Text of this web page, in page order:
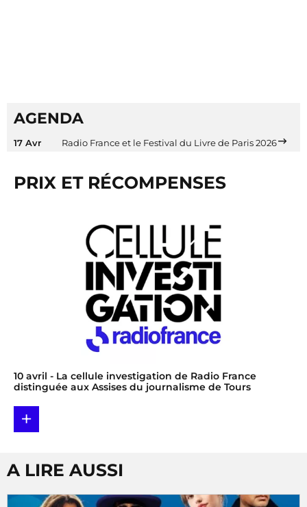
AGENDA
17 Avr Radio France et le Festival du Livre de Paris 2026
PRIX ET RÉCOMPENSES
10 avril - La cellule investigation de Radio France
distinguée aux Assises du journalisme de Tours
+
A LIRE AUSSI